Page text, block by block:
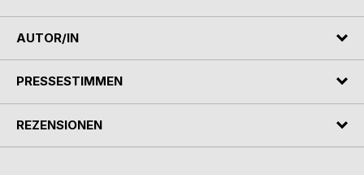
AUTOR/IN
PRESSESTIMMEN
REZENSIONEN